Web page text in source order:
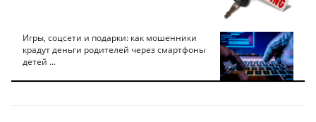
Игры, соцсети и подарки: как мошенники
крадут деньги родителей через смартфоны
детей ...